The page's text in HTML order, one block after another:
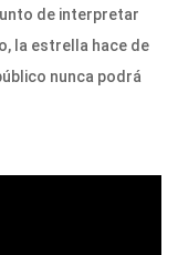
de interpretar
la estrella hace de
nunca podrá